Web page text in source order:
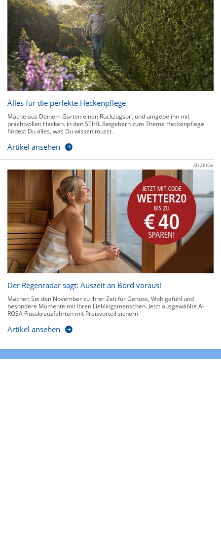
Alles für die perfekte Heckenpflege
Mache aus Deinem Garten einen Rückzugsort und umgebe ihn mit
prachtvollen Hecken. In den STIHL Ratgebern zum Thema Heckenpflege
findest Du alles, was Du wissen musst.
Artikel ansehen
ANZEIGE
Der Regenradar sagt: Auszeit an Bord voraus!
Machen Sie den November zu Ihrer Zeit für Genuss, Wohlgefühl und
besondere Momente mit Ihren Lieblingsmenschen. Jetzt ausgewählte A-
ROSA Flusskreuzfahrten mit Preisvorteil sichern.
Artikel ansehen